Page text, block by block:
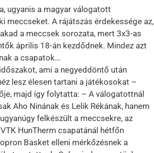
ugyanis a magyar válogatott
meccseket. A rájátszás érdekessége az,
a meccsek sorozata, mert 3x3-as
április 18-án kezdődnek. Mindez azt
a csapatok…
ami a negyeddöntő után
lesz élesen tartani a játékosokat –
majd így folytatta: – A válogatottnál
Aho Ninának és Lelik Rékának, hanem
felkészült a meccsekre, az
HunTherm csapatánál hétfőn
Basket elleni mérkőzésnek a